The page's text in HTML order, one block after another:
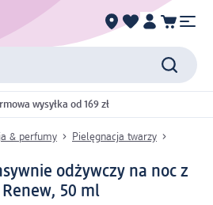
wysyłka od 169 zł
& perfumy
Pielęgnacja twarzy
odżywczy na noc z
50 ml